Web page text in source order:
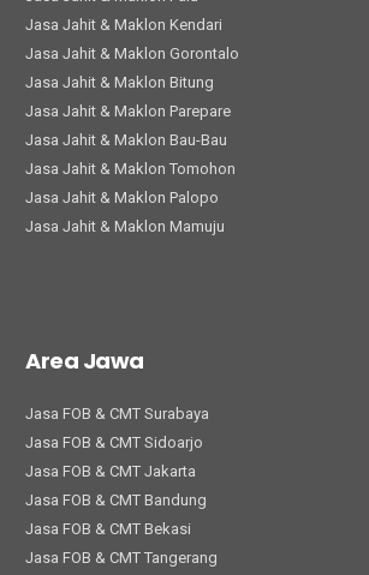
Jasa Jahit & Maklon Kendari
Jasa Jahit & Maklon Gorontalo
Jasa Jahit & Maklon Bitung
Jasa Jahit & Maklon Parepare
Jasa Jahit & Maklon Bau-Bau
Jasa Jahit & Maklon Tomohon
Jasa Jahit & Maklon Palopo
Jasa Jahit & Maklon Mamuju
Area Jawa
Jasa FOB & CMT Surabaya
Jasa FOB & CMT Sidoarjo
Jasa FOB & CMT Jakarta
Jasa FOB & CMT Bandung
Jasa FOB & CMT Bekasi
Jasa FOB & CMT Tangerang